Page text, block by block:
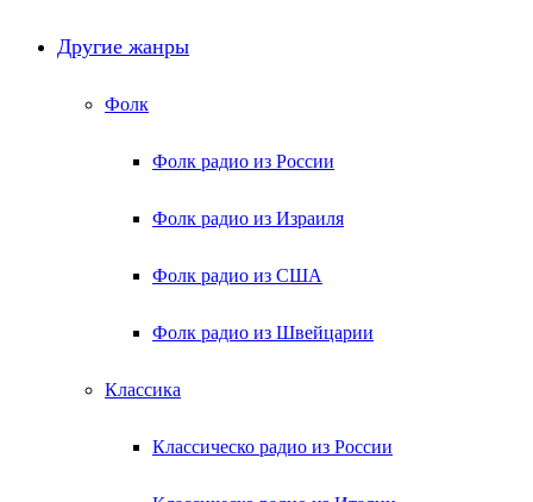
Другие жанры
Фолк
Фолк радио из России
Фолк радио из Израиля
Фолк радио из США
Фолк радио из Швейцарии
Классика
Классическо радио из России